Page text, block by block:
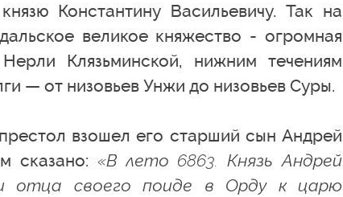
Константину Васильевичу. Так на
великое княжество - огромная
Клязьминской, нижним течениям
— от низовьев Унжи до низовьев Суры.
взошел его старший сын Андрей
сказано: «В лето 6863. Князь Андрей
отца своего поиде в Орду к царю